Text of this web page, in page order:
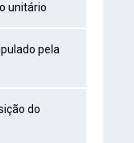
unitário
pela
do